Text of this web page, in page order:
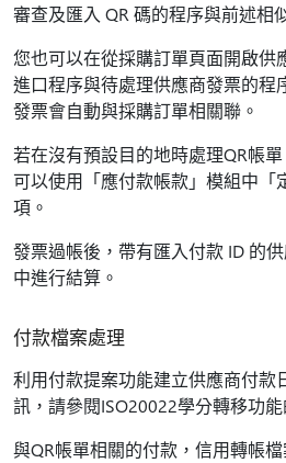
審查及匯入 QR 碼的程序與前述相
您也可以在從採購訂單頁面開啟供
進口程序與待處理供應商發票的程
發票會自動與採購訂單相關聯。
若在沒有預設目的地時處理QR帳
可以使用「應付款帳款」模組中「
項。
發票過帳後，帶有匯入付款 ID 的
中進行結算。
付款檔案處理
利用付款提案功能建立供應商付款
訊，請參閱ISO20022學分轉移功能
與QR帳單相關的付款，信用轉帳